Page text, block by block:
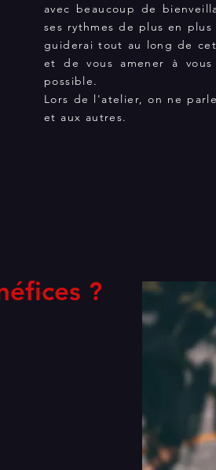
avec beaucoup de
ses rythmes de plus en
guiderai tout au long de
et de vous amener à
possible.
Lors de l'atelier, on ne
et aux autres.
?